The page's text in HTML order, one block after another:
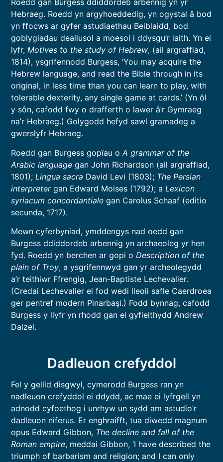
Roedd gan Burgess ddiddordeb arbennig yn yr
Hebraeg. Roedd yn argyhoeddedig, yn ogystal â bod
yn ffocws ar gyfer astudiaethau Beiblaidd, bod
goblygiadau deallusol a moesol i ddysgu’r iaith. Yn ei
lyfr,Motives to the study of Hebrew, (ail argraffiad,
1814), ysgrifennodd Burgess, ‘You may acquire the
Hebrew language, and read the Bible through in its
original, in less time than you can learn to play, with
tolerable dexterity, any single game at cards.’ (Yn ôl
y sôn, cafodd fwy o drafferth o lawer â’r Gymraeg
na’r Hebraeg.) Golygodd hefyd sawl gramadeg a
gwerslyfr Hebraeg.
Roedd gan Burgess gopïau oA grammar of the
Arabic language gan John Richardson (ail argraffiad,
1801); Lingua sacra David Levi (1803); The Persian
interpretergan Edward Moises (1792); a Lexicon
syriacum concordantialegan Carolus Schaaf (editio
secunda, 1717).
Mewn cyferbyniad, ymddengys nad oedd gan
Burgess ddiddordeb arbennig yn archaeoleg yr hen
fyd. Roedd yn berchen ar gopi oDescription of the
plain of Troy, a ysgrifennwyd gan yr archeolegydd
a’r teithiwr Ffrengig, Jean-Baptiste Lechevalier.
(Credai Lechevalier ei fod wedi lleoli safle Caerdroea
ger pentref modern Pinarbaşi.) Fodd bynnag, cafodd
Burgess y llyfr yn rhodd gan ei gyfieithydd Andrew
Dalzel.
Dadleuon crefyddol
Fel y gellid disgwyl, cymerodd Burgess ran yn
nadleuon crefyddol ei ddydd, ac mae ei lyfrgell yn
adnodd cyfoethog i unrhyw un sydd am astudio’r
dadleuon niferus. Er enghraifft, tua diwedd magnum
opus Edward Gibbon, The decline and fall of the
Roman empire, meddai Gibbon, ‘I have described the
triumph of barbarism and religion; and I can only